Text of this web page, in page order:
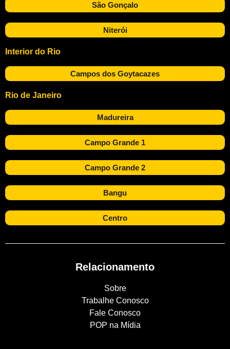
São Gonçalo
Niterói
Interior do Rio
Campos dos Goytacazes
Rio de Janeiro
Madureira
Campo Grande 1
Campo Grande 2
Bangu
Centro
Relacionamento
Sobre
Trabalhe Conosco
Fale Conosco
POP na Mídia